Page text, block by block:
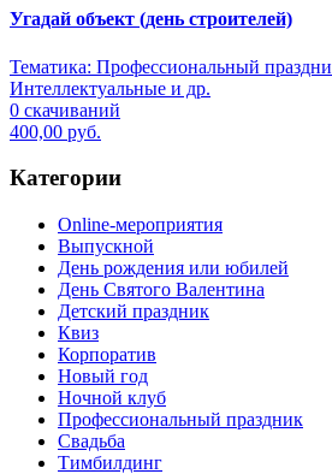
Угадай объект (день строителей)
Тематика: Профессиональный
Интеллектуальные и др.
0 скачиваний
400,00 руб.
Категории
Online-мероприятия
Выпускной
День рождения или юбилей
День Святого Валентина
Детский праздник
Квиз
Корпоратив
Новый год
Ночной клуб
Профессиональный праздник
Свадьба
Тимбилдинг